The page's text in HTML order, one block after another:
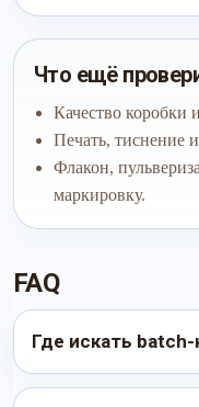
Что ещё
Качество коробки
Печать, тиснение
Флакон,
маркировку.
FAQ
Где искать batch-